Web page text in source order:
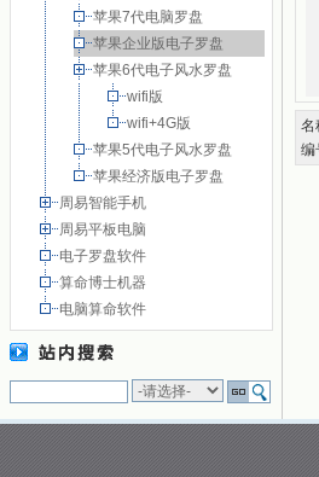
苹果7代电脑罗盘
苹果企业版电子罗盘
苹果6代电子风水罗盘
wifi版
wifi+4G版
苹果5代电子风水罗盘
苹果经济版电子罗盘
周易智能手机
周易平板电脑
电子罗盘软件
算命博士机器
电脑算命软件
名
编